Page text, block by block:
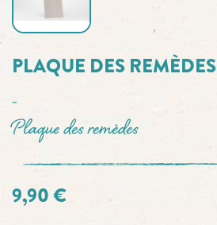
PLAQUE DES REMÈDES
-
Plaque des remèdes
9,90 €